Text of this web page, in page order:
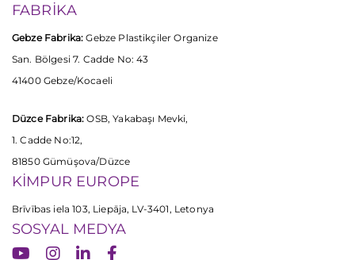
FABRİKA
Gebze Fabrika: Gebze Plastikçiler Organize
San. Bölgesi 7. Cadde No: 43
41400 Gebze/Kocaeli
Düzce Fabrika: OSB, Yakabaşı Mevki,
1. Cadde No:12,
81850 Gümüşova/Düzce
KİMPUR EUROPE
Brīvības iela 103, Liepāja, LV-3401, Letonya
SOSYAL MEDYA